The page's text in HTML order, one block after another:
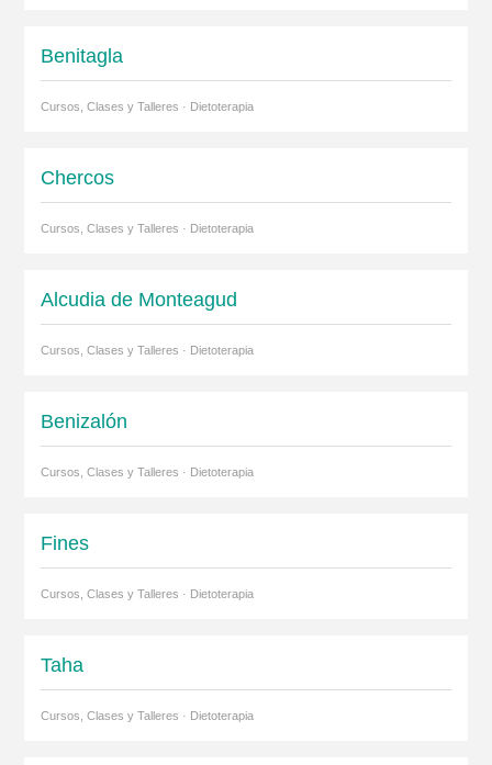
Benitagla
Cursos, Clases y Talleres · Dietoterapia
Chercos
Cursos, Clases y Talleres · Dietoterapia
Alcudia de Monteagud
Cursos, Clases y Talleres · Dietoterapia
Benizalón
Cursos, Clases y Talleres · Dietoterapia
Fines
Cursos, Clases y Talleres · Dietoterapia
Taha
Cursos, Clases y Talleres · Dietoterapia